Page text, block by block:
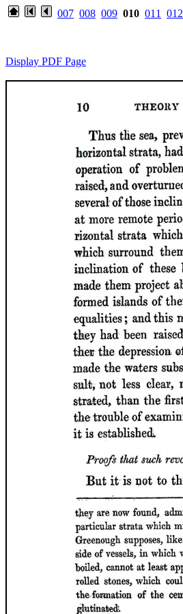
007 008 009 010 011 012
Display PDF Page